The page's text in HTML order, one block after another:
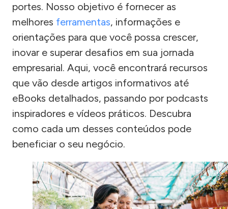
portes. Nosso objetivo é fornecer as
melhores ferramentas, informações e
orientações para que você possa crescer,
inovar e superar desafios em sua jornada
empresarial. Aqui, você encontrará recursos
que vão desde artigos informativos até
eBooks detalhados, passando por podcasts
inspiradores e vídeos práticos. Descubra
como cada um desses conteúdos pode
beneficiar o seu negócio.